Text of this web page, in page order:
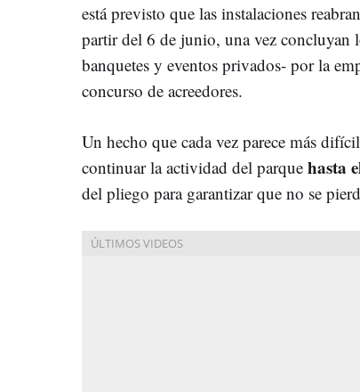
está previsto que las instalaciones
partir del 6 de junio, una vez concluyan
banquetes y eventos privados- por la
concurso de acreedores.
Un hecho que cada vez parece más
continuar la actividad del parque hasta
del pliego para garantizar que no se